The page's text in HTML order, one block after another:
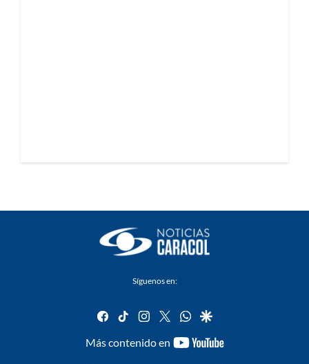
Síguenos en:
facebook
tiktok instagram
twitterwhatsapp
google
Más contenido en
youtube-